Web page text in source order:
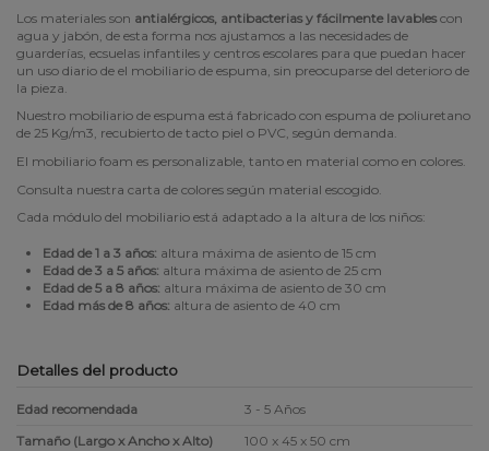
Los materiales son antialérgicos, antibacterias y fácilmente lavables con
agua y jabón, de esta forma nos ajustamos a las necesidades de
guarderías, ecsuelas infantiles y centros escolares para que puedan hacer
un uso diario de el mobiliario de espuma, sin preocuparse del deterioro de
la pieza.
Nuestro mobiliario de espuma está fabricado con espuma de poliuretano
de 25 Kg/m3, recubierto de tacto piel o PVC, según demanda.
El mobiliario foam es personalizable, tanto en material como en colores.
Consulta nuestra carta de colores según material escogido.
Cada módulo del mobiliario está adaptado a la altura de los niños:
Edad de 1 a 3 años: altura máxima de asiento de 15 cm
Edad de 3 a 5 años: altura máxima de asiento de 25 cm
Edad de 5 a 8 años: altura máxima de asiento de 30 cm
Edad más de 8 años: altura de asiento de 40 cm
Detalles del producto
Edad recomendada
3 - 5 Años
Tamaño (Largo x Ancho x Alto)
100 x 45 x 50 cm